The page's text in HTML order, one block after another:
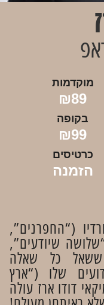
מוקדמות
₪89
בקופה
₪99
כרטיסים
הזמנה
(“החפרנים”,
שיודעים”,
ששאל כל שאלה
שלו (“ארץ
דודו ארז עולה